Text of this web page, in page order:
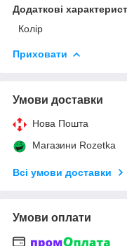
Додаткові
Колір
Приховати
Умови доставки
Нова Пошта
Магазини Rozetka
Всі умови доставки
Умови оплати